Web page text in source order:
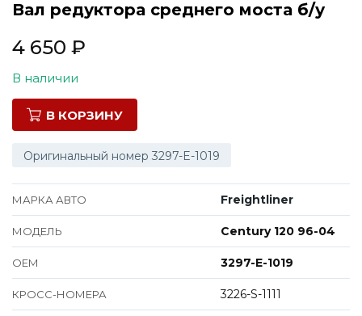
Вал редуктора среднего моста б/у
4 650 ₽
В наличии
В КОРЗИНУ
Оригинальный номер 3297-E-1019
МАРКА АВТО Freightliner
МОДЕЛЬ Century 120 96-04
ОЕМ 3297-E-1019
КРОСС-НОМЕРА 3226-S-1111